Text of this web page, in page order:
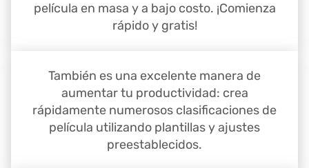
película en masa y a bajo costo. ¡Comienza
rápido y gratis!
También es una excelente manera de
aumentar tu productividad: crea
rápidamente numerosos clasificaciones de
película utilizando plantillas y ajustes
preestablecidos.